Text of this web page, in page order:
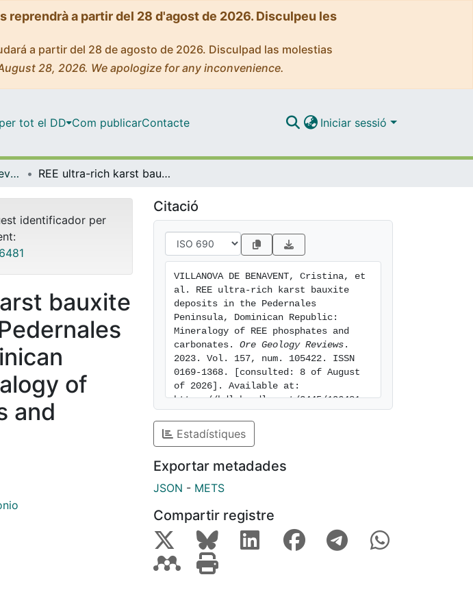
a partir del 28 d'agost de 2026. Disculpeu les
a partir del 28 de agosto de 2026. Disculpad las molestias
28, 2026. We apologize for any inconvenience.
tot el DD Com publicarContacte Iniciar sessió
Articles publicats en revistes (Mineralogia, Petrologia i Geologia Aplicada) REE ultra-rich karst bauxite deposits in the Pedernales Peninsula, Dominican Republic: Mineralogy of REE phosphates and carbonates
identificador per
bauxite
of
and
Citació
VILLANOVA DE BENAVENT, Cristina, et
al. REE ultra-rich karst bauxite
deposits in the Pedernales
Peninsula, Dominican Republic:
Mineralogy of REE phosphates and
carbonates. Ore Geology Reviews .
2023. Vol. 157, num. 105422. ISSN
0169-1368. [consulted: 8 of August
of 2026]. Available at:
https://hdl.handle.net/2445/196481
Estadístiques
Exportar metadades
JSON - METS
Compartir registre